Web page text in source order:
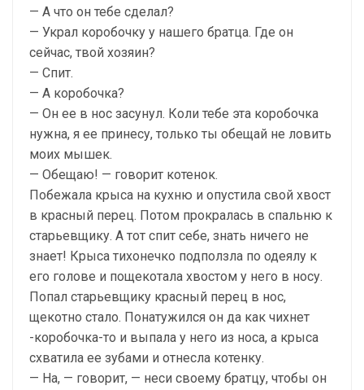
— А что он тебе сделал?
— Украл коробочку у нашего братца. Где он
сейчас, твой хозяин?
— Спит.
— А коробочка?
— Он ее в нос засунул. Коли тебе эта коробочка
нужна, я ее принесу, только ты обещай не ловить
моих мышек.
— Обещаю! — говорит котенок.
Побежала крыса на кухню и опустила свой хвост
в красный перец. Потом прокралась в спальню к
старьевщику. А тот спит себе, знать ничего не
знает! Крыса тихонечко подползла по одеялу к
его голове и пощекотала хвостом у него в носу.
Попал старьевщику красный перец в нос,
щекотно стало. Понатужился он да как чихнет
-коробочка-то и выпала у него из носа, а крыса
схватила ее зубами и отнесла котенку.
— На, — говорит, — неси своему братцу, чтобы он